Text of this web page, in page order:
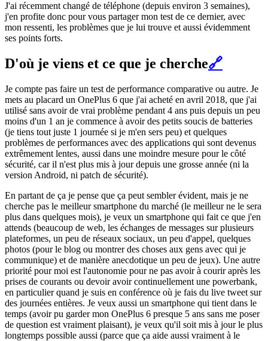
J'ai récemment changé de téléphone (depuis environ 3 semaines),
j'en profite donc pour vous partager mon test de ce dernier, avec
mon ressenti, les problèmes que je lui trouve et aussi évidemment
ses points forts.
D'où je viens et ce que je cherche🔗
Je compte pas faire un test de performance comparative ou autre. Je
mets au placard un OnePlus 6 que j'ai acheté en avril 2018, que j'ai
utilisé sans avoir de vrai problème pendant 4 ans puis depuis un peu
moins d'un 1 an je commence à avoir des petits soucis de batteries
(je tiens tout juste 1 journée si je m'en sers peu) et quelques
problèmes de performances avec des applications qui sont devenus
extrêmement lentes, aussi dans une moindre mesure pour le côté
sécurité, car il n'est plus mis à jour depuis une grosse année (ni la
version Android, ni patch de sécurité).
En partant de ça je pense que ça peut sembler évident, mais je ne
cherche pas le meilleur smartphone du marché (le meilleur ne le sera
plus dans quelques mois), je veux un smartphone qui fait ce que j'en
attends (beaucoup de web, les échanges de messages sur plusieurs
plateformes, un peu de réseaux sociaux, un peu d'appel, quelques
photos (pour le blog ou montrer des choses aux gens avec qui je
communique) et de manière anecdotique un peu de jeux). Une autre
priorité pour moi est l'autonomie pour ne pas avoir à courir après les
prises de courants ou devoir avoir continuellement une powerbank,
en particulier quand je suis en conférence où je fais du live tweet sur
des journées entières. Je veux aussi un smartphone qui tient dans le
temps (avoir pu garder mon OnePlus 6 presque 5 ans sans me poser
de question est vraiment plaisant), je veux qu'il soit mis à jour le plus
longtemps possible aussi (parce que ça aide aussi vraiment à le